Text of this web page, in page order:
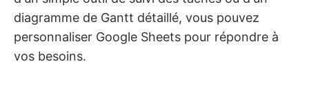
diagramme de Gantt détaillé, vous pouvez
personnaliser Google Sheets pour répondre à
vos besoins.